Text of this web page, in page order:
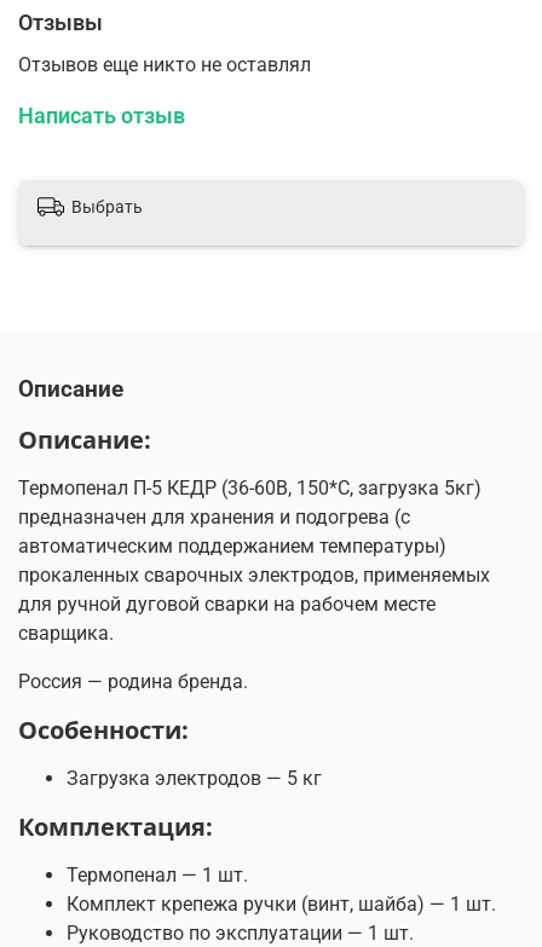
Отзывы
Отзывов еще никто не оставлял
Написать отзыв
Выбрать
Описание
Описание:
Термопенал П-5 КЕДР (36-60В, 150*C, загрузка 5кг)
предназначен для хранения и подогрева (с
автоматическим поддержанием температуры)
прокаленных сварочных электродов, применяемых
для ручной дуговой сварки на рабочем месте
сварщика.
Россия — родина бренда.
Особенности:
Загрузка электродов — 5 кг
Комплектация:
Термопенал — 1 шт.
Комплект крепежа ручки (винт, шайба) — 1 шт.
Руководство по эксплуатации — 1 шт.